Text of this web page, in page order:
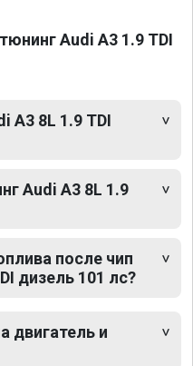
Audi A3 1.9 TDI
A3 8L 1.9 TDI
Audi A3 8L 1.9
после чип
дизель 101 лс?
двигатель и